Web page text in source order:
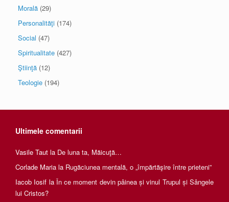
Morală (29)
Personalităţi (174)
Social (47)
Spiritualitate (427)
Ştiinţă (12)
Teologie (194)
Ultimele comentarii
Vasile Taut la De luna ta, Măicuţă…
Corlade Maria la Rugăciunea mentală, o „împărtăşire între prieteni”
Iacob Iosif la În ce moment devin pâinea și vinul Trupul și Sângele
lui Cristos?